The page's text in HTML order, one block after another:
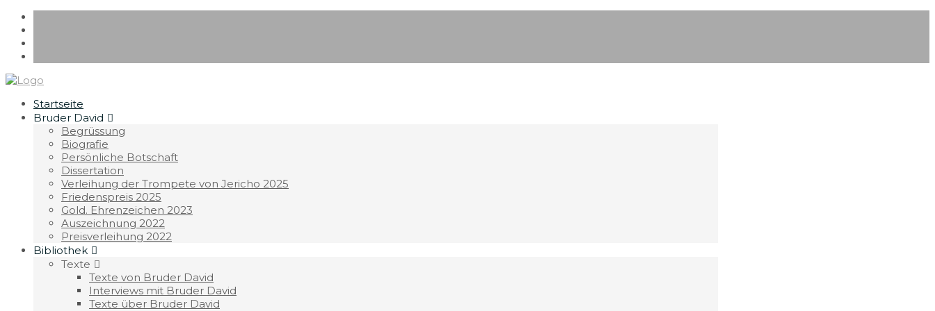
Startseite
Bruder David
Begrüssung
Biografie
Persönliche Botschaft
Dissertation
Verleihung der Trompete von Jericho 2025
Friedenspreis 2025
Gold. Ehrenzeichen 2023
Auszeichnung 2022
Preisverleihung 2022
Bibliothek
Texte
Texte von Bruder David
Interviews mit Bruder David
Texte über Bruder David